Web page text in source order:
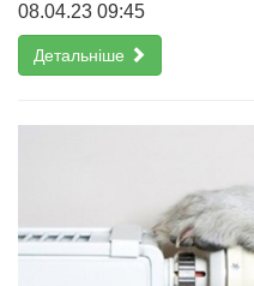
08.04.23 09:45
Детальніше